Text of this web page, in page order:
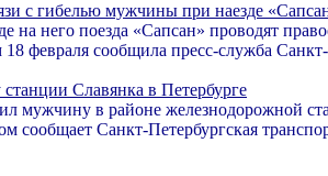
с гибелью мужчины при наезде
него поезда «Сапсан» проводят
февраля сообщила пресс-служба Санкт-
Славянка в Петербурге
мужчину в районе железнодорожной
сообщает Санкт-Петербургская